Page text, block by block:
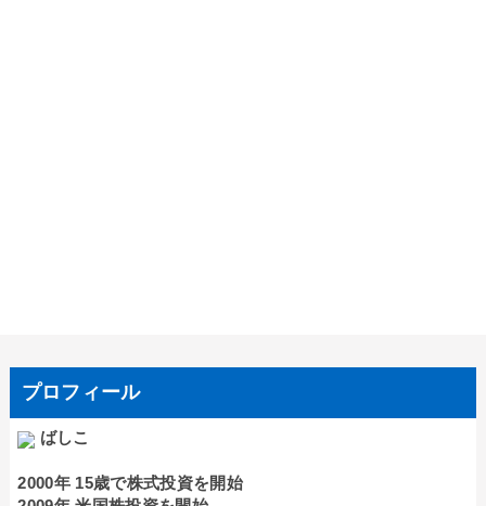
プロフィール
ばしこ
2000年 15歳で株式投資を開始